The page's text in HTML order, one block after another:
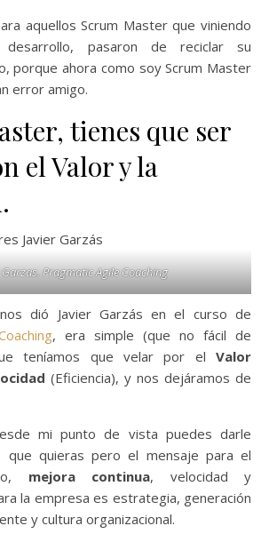
aquellos Scrum Master que viniendo
pasaron de reciclar su
porque ahora como soy Scrum Master
error amigo.
tienes que ser
el Valor y la
Garzas. Pragmatic Agile Coaching
dió Javier Garzás en el curso de
, era simple (que no fácil de
teníamos que velar por el Valor
(Eficiencia), y nos dejáramos de
mi punto de vista puedes darle
que quieras pero el mensaje para el
mejora continua, velocidad y
la empresa es estrategia, generación
y cultura organizacional.